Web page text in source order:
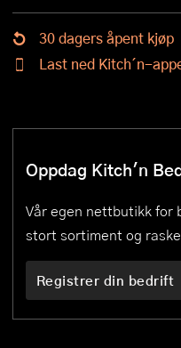
30 dagers åpent kjøp
Last ned Kitch´n-
Oppdag Kitch'n
Vår egen nettbutikk for
stort sortiment og
Registrer din bedrift